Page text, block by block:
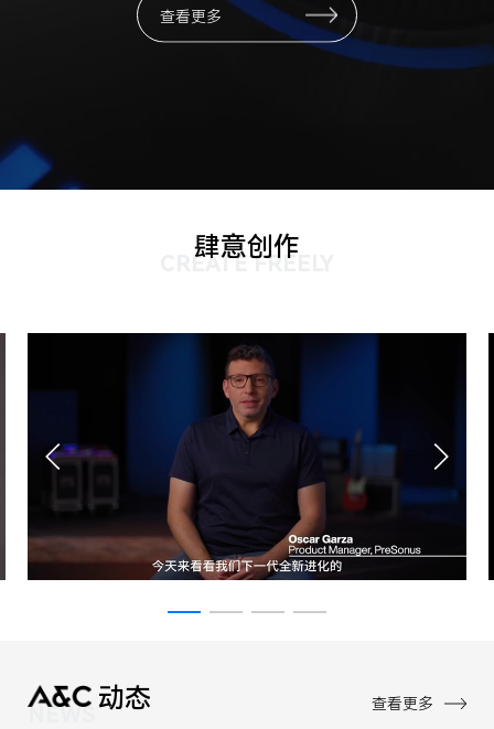
查看更多
肆意创作
CREATE FREELY
动态
NEWS 查看更多